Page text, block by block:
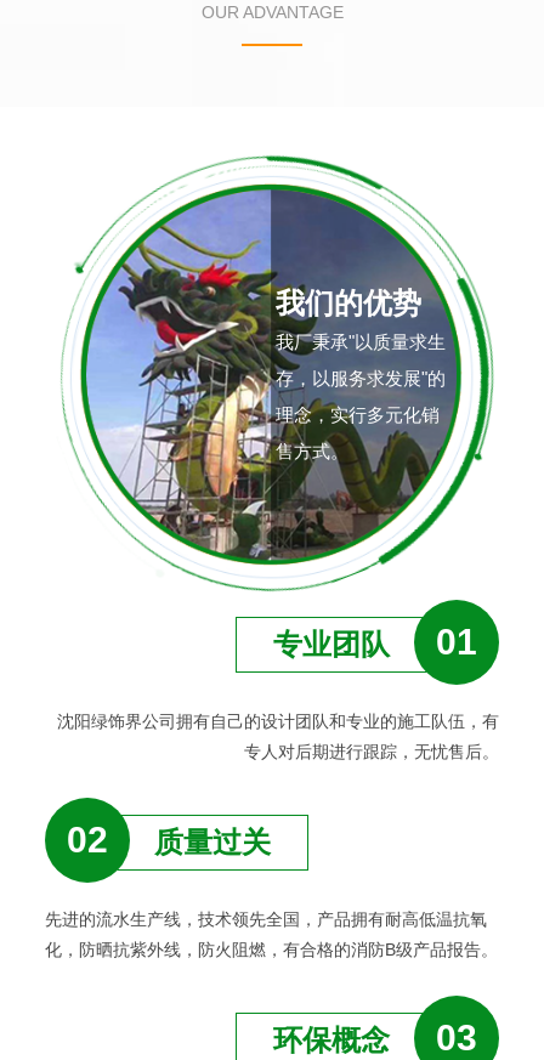
OUR ADVANTAGE
我们的优势
我厂秉承"以质量求生
存，以服务求发展"的
理念，实行多元化销
售方式。
01
专业团队
沈阳绿饰界公司拥有自己的设计团队和专业的施工队伍，有
专人对后期进行跟踪，无忧售后。
02 质量过关
先进的流水生产线，技术领先全国，产品拥有耐高低温抗氧
化，防晒抗紫外线，防火阻燃，有合格的消防B级产品报告。
03
环保概念